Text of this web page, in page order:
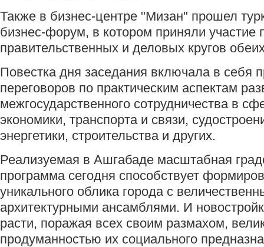
Также в бизнес-центре "Мизан" прошел
бизнес-форум, в котором приняли участие
правительственных и деловых кругов
Повестка дня заседания включала в себя
переговоров по практическим аспектам
межгосударственного сотрудничества в
экономики, транспорта и связи,
энергетики, строительства и других.
Реализуемая в Ашгабаде масштабная
программа сегодня способствует
уникального облика города с
архитектурными ансамблями. И
расти, поражая всех своим размахом,
продуманностью их социального